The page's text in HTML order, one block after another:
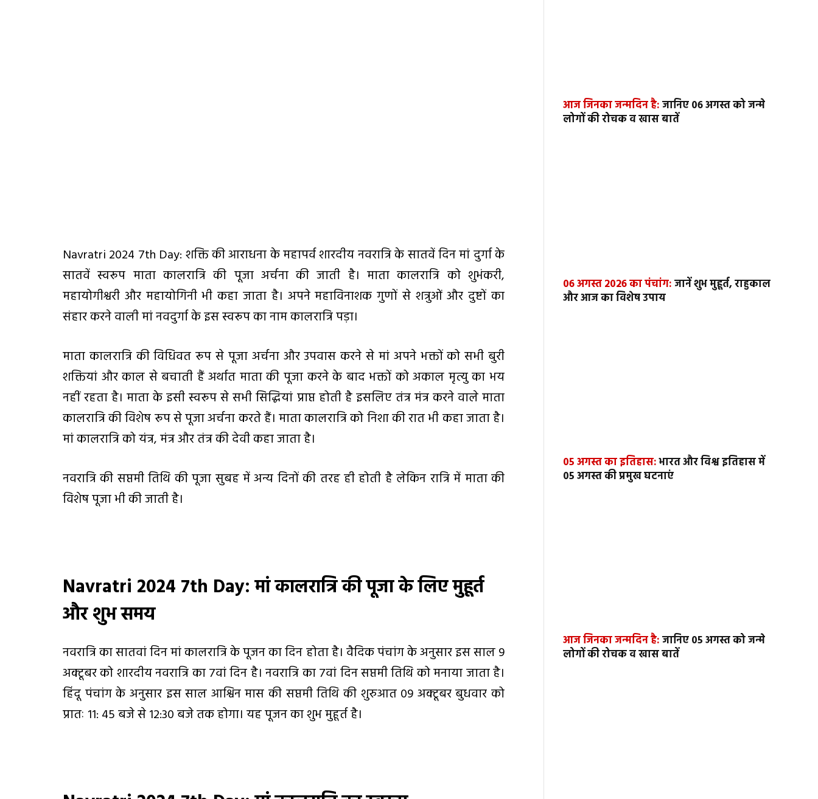
Navratri 2024 7th Day: शक्ति की आराधना के महापर्व शारदीय नवरात्रि के सातवें दिन मां दुर्गा के
सातवें स्वरूप माता कालरात्रि की पूजा अर्चना की जाती है। माता कालरात्रि को शुभंकरी,
महायोगीश्वरी और महायोगिनी भी कहा जाता है। अपने महाविनाशक गुणों से शत्रुओं और दुष्टों का
संहार करने वाली मां नवदुर्गा के इस स्वरूप का नाम कालरात्रि पड़ा।
माता कालरात्रि की विधिवत रूप से पूजा अर्चना और उपवास करने से मां अपने भक्तों को सभी बुरी
शक्तियां और काल से बचाती हैं अर्थात माता की पूजा करने के बाद भक्तों को अकाल मृत्यु का भय
नहीं रहता है। माता के इसी स्वरूप से सभी सिद्धियां प्राप्त होती है इसलिए तंत्र मंत्र करने वाले माता
कालरात्रि की विशेष रूप से पूजा अर्चना करते हैं। माता कालरात्रि को निशा की रात भी कहा जाता है।
मां कालरात्रि को यंत्र, मंत्र और तंत्र की देवी कहा जाता है।
नवरात्रि की सप्तमी तिथि की पूजा सुबह में अन्य दिनों की तरह ही होती है लेकिन रात्रि में माता की
विशेष पूजा भी की जाती है।
Navratri 2024 7th Day:मां कालरात्रि की पूजा के लिए मुहूर्त
और शुभ समय
नवरात्रि का सातवां दिन मां कालरात्रि के पूजन का दिन होता है। वैदिक पंचांग के अनुसार इस साल 9
अक्टूबर को शारदीय नवरात्रि का 7वां दिन है। नवरात्रि का 7वां दिन सप्तमी तिथि को मनाया जाता है।
हिंदू पंचांग के अनुसार इस साल आश्विन मास की सप्तमी तिथि की शुरुआत 09 अक्टूबर बुधवार को
प्रातः 11: 45 बजे से 12:30 बजे तक होगा। यह पूजन का शुभ मुहूर्त है।
आज जिनका जन्मदिन है:जानिए 06 अगस्त को जन्मे
लोगों की रोचक व खास बातें
06 अगस्त 2026 का पंचांग:जानें शुभ मुहूर्त, राहुकाल
और आज का विशेष उपाय
05 अगस्त का इतिहास:भारत और विश्व इतिहास में
05 अगस्त की प्रमुख घटनाएं
आज जिनका जन्मदिन है:जानिए 05 अगस्त को जन्मे
लोगों की रोचक व खास बातें